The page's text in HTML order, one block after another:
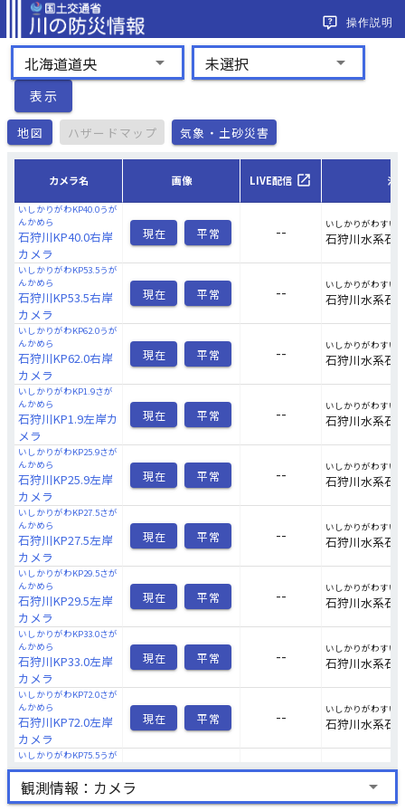
操作説明
北海道道央 arrow_drop_down 未選択 arrow_drop_down
表示
地図 ハザードマップ 気象・土砂災害
カメラ名 画像 LIVE配信 open_in_new 河
いしかりがわKP40.0うが
んかめら
石狩川KP40.0右岸
カメラ
現在 平常 -- いしかりがわすい
石狩川水系石
いしかりがわKP53.5うが
んかめら
石狩川KP53.5右岸
カメラ
現在 平常 -- いしかりがわすい
石狩川水系石
いしかりがわKP62.0うが
んかめら
石狩川KP62.0右岸
カメラ
現在 平常 -- いしかりがわすい
石狩川水系石
いしかりがわKP1.9さが
んかめら
石狩川KP1.9左岸カ
メラ
現在 平常 -- いしかりがわすい
石狩川水系石
いしかりがわKP25.9さが
んかめら
石狩川KP25.9左岸
カメラ
現在 平常 -- いしかりがわすい
石狩川水系石
いしかりがわKP27.5さが
んかめら
石狩川KP27.5左岸
カメラ
現在 平常 -- いしかりがわすい
石狩川水系石
いしかりがわKP29.5さが
んかめら
石狩川KP29.5左岸
カメラ
現在 平常 -- いしかりがわすい
石狩川水系石
いしかりがわKP33.0さが
んかめら
石狩川KP33.0左岸
カメラ
現在 平常 -- いしかりがわすい
石狩川水系石
いしかりがわKP72.0さが
んかめら
石狩川KP72.0左岸
カメラ
現在 平常 -- いしかりがわすい
石狩川水系石
いしかりがわKP75.5うが
んかめら
石狩川KP75.5右岸
カメラ
-- いしかりがわすい
石狩川水系石
観測情報：カメラ arrow_drop_down